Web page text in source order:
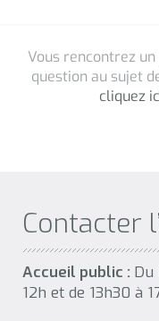
Contacter
Accueil public : Du
12h et de 13h30 à